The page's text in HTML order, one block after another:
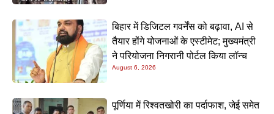
बिहार में डिजिटल गवर्नेंस को बढ़ावा, AI से
तैयार होंगे योजनाओं के एस्टीमेट; मुख्यमंत्री
ने परियोजना निगरानी पोर्टल किया लॉन्च
August 6, 2026
पूर्णिया में रिश्वतखोरी का पर्दाफाश, जेई समेत